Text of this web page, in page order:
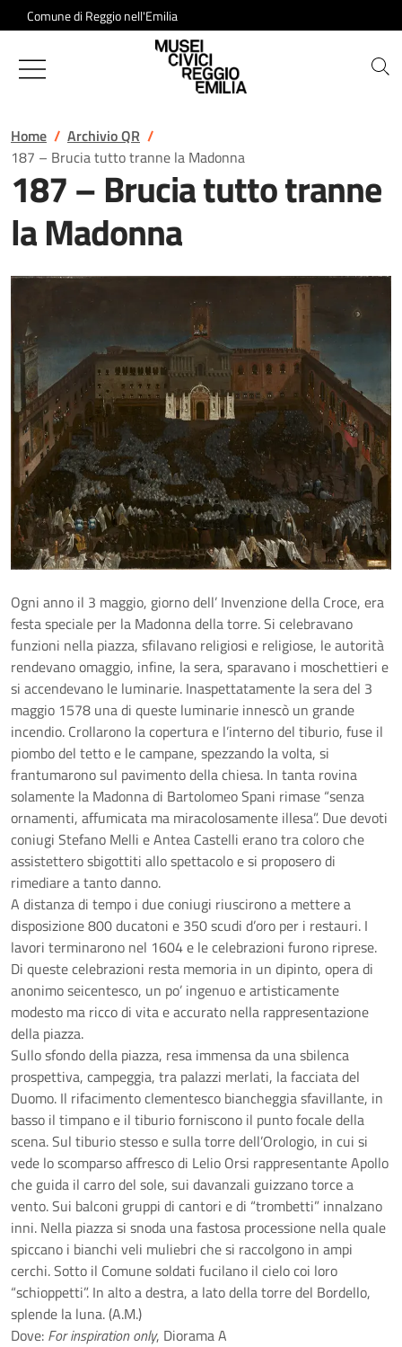
Salta al contenuto
Comune di Reggio nell'Emilia
Musei Civici di Reggio Emilia
Home
Archivio QR
187 – Brucia tutto tranne la Madonna
187 – Brucia tutto tranne
la Madonna
Ogni anno il 3 maggio, giorno dell’ Invenzione della Croce, era
festa speciale per la Madonna della torre. Si celebravano
funzioni nella piazza, sfilavano religiosi e religiose, le autorità
rendevano omaggio, infine, la sera, sparavano i moschettieri e
si accendevano le luminarie. Inaspettatamente la sera del 3
maggio 1578 una di queste luminarie innescò un grande
incendio. Crollarono la copertura e l’interno del tiburio, fuse il
piombo del tetto e le campane, spezzando la volta, si
frantumarono sul pavimento della chiesa. In tanta rovina
solamente la Madonna di Bartolomeo Spani rimase “senza
ornamenti, affumicata ma miracolosamente illesa”. Due devoti
coniugi Stefano Melli e Antea Castelli erano tra coloro che
assistettero sbigottiti allo spettacolo e si proposero di
rimediare a tanto danno.
A distanza di tempo i due coniugi riuscirono a mettere a
disposizione 800 ducatoni e 350 scudi d’oro per i restauri. I
lavori terminarono nel 1604 e le celebrazioni furono riprese.
Di queste celebrazioni resta memoria in un dipinto, opera di
anonimo seicentesco, un po’ ingenuo e artisticamente
modesto ma ricco di vita e accurato nella rappresentazione
della piazza.
Sullo sfondo della piazza, resa immensa da una sbilenca
prospettiva, campeggia, tra palazzi merlati, la facciata del
Duomo. Il rifacimento clementesco biancheggia sfavillante, in
basso il timpano e il tiburio forniscono il punto focale della
scena. Sul tiburio stesso e sulla torre dell’Orologio, in cui si
vede lo scomparso affresco di Lelio Orsi rappresentante Apollo
che guida il carro del sole, sui davanzali guizzano torce a
vento. Sui balconi gruppi di cantori e di “trombetti” innalzano
inni. Nella piazza si snoda una fastosa processione nella quale
spiccano i bianchi veli muliebri che si raccolgono in ampi
cerchi. Sotto il Comune soldati fucilano il cielo coi loro
“schioppetti”. In alto a destra, a lato della torre del Bordello,
splende la luna. (A.M.)
Dove: For inspiration only, Diorama A